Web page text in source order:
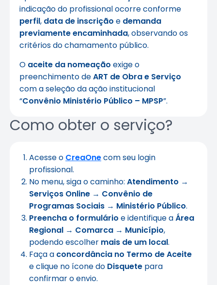
indicação do profissional ocorre conforme
perfil, data de inscrição e demanda
previamente encaminhada, observando os
critérios do chamamento público.
O aceite da nomeação exige o
preenchimento deART de Obra e Serviço
com a seleção da ação institucional
“Convênio Ministério Público – MPSP”.
Como obter o serviço?
Acesse o CreaOnecom seu login
profissional.
No menu, siga o caminho: Atendimento →
Serviços Online → Convênio de
Programas Sociais → Ministério Público.
Preencha o formulário e identifique aÁrea
Regional → Comarca → Município,
podendo escolher mais de um local.
Faça a concordância no Termo de Aceite
e clique no ícone do Disquete para
confirmar o envio.